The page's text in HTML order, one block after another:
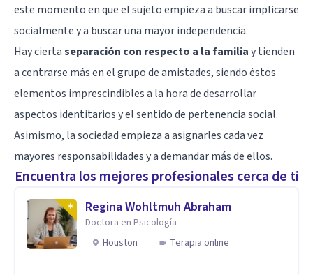
este momento en que el sujeto empieza a buscar implicarse
socialmente y a buscar una mayor independencia.
Hay ciertaseparación con respecto a la familiay tienden
a centrarse más en el grupo de amistades, siendo éstos
elementos imprescindibles a la hora de desarrollar
aspectos identitarios y el sentido de pertenencia social.
Asimismo, la sociedad empieza a asignarles cada vez
mayores responsabilidades y a demandar más de ellos.
Encuentra los mejores profesionales cerca de ti
Regina Wohltmuh Abraham
Doctora en Psicología
Houston
Terapia online